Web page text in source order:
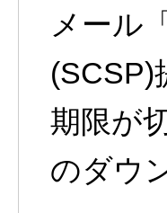
メール
(SCSP)
期限が
のダウ